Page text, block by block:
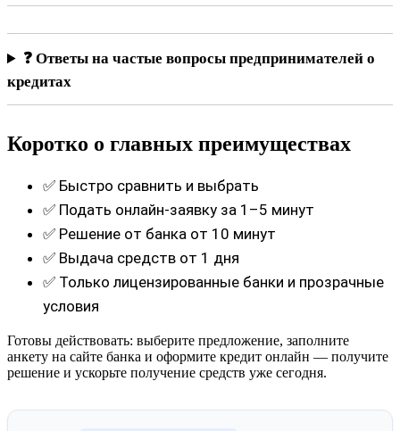
❓ Ответы на частые вопросы предпринимателей о
кредитах
Коротко о главных преимуществах
✅ Быстро сравнить и выбрать
✅ Подать онлайн-заявку за 1–5 минут
✅ Решение от банка от 10 минут
✅ Выдача средств от 1 дня
✅ Только лицензированные банки и прозрачные
условия
Готовы действовать: выберите предложение, заполните
анкету на сайте банка и оформите кредит онлайн — получите
решение и ускорьте получение средств уже сегодня.